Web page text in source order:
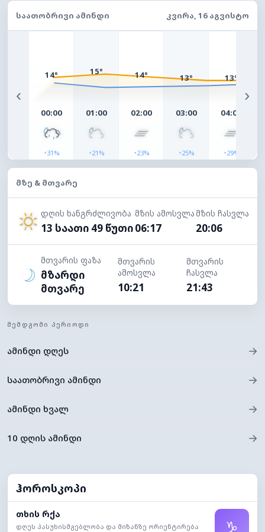
ᲡᲐᲐᲗᲝᲑᲠᲘᲕᲘ ᲐᲛᲘᲜᲓᲘ ᲙᲕᲘᲠᲐ, 16 ᲐᲒᲕᲘᲡᲢᲝ
‹
14°
00:00
◔31%
15°
01:00
◔21%
14°
02:00
◔23%
13°
03:00
◔25%
13°
04:00
◔29%
›
ᲛᲖᲔ & ᲛᲗᲕᲐᲠᲔ
დღის ხანგრძლივობა
13 საათი 49 წუთი
მზის ამოსვლა
06:17
მზის ჩასვლა
20:06
მთვარის ფაზა
მზარდი
მთვარე
მთვარის
ამოსვლა
10:21
მთვარის
ჩასვლა
21:43
ᲨᲔᲛᲓᲒᲝᲛᲘ ᲞᲔᲠᲘᲝᲓᲘ
ამინდი დღეს →
საათობრივი ამინდი →
ამინდი ხვალ →
10 დღის ამინდი →
ჰოროსკოპი
თხის რქა
დღეს პასუხისმგებლობა და მიზანზე ორიენტირება
♑